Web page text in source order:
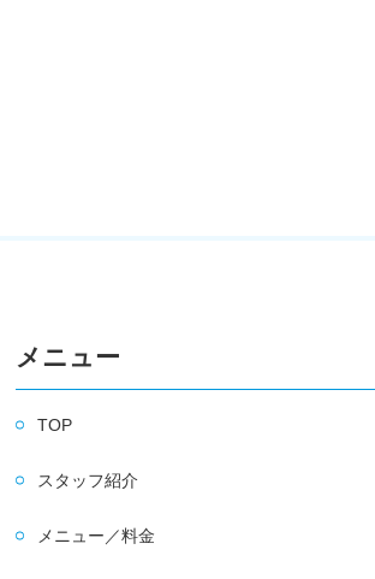
メニュー
TOP
スタッフ紹介
メニュー／料金